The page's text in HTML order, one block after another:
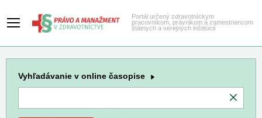
Portál určený zdravotníckym
pracovníkom, právnikom a zamestnancom
štátnych a verejných inštitúcií
Vyhľadávanie v online časopise